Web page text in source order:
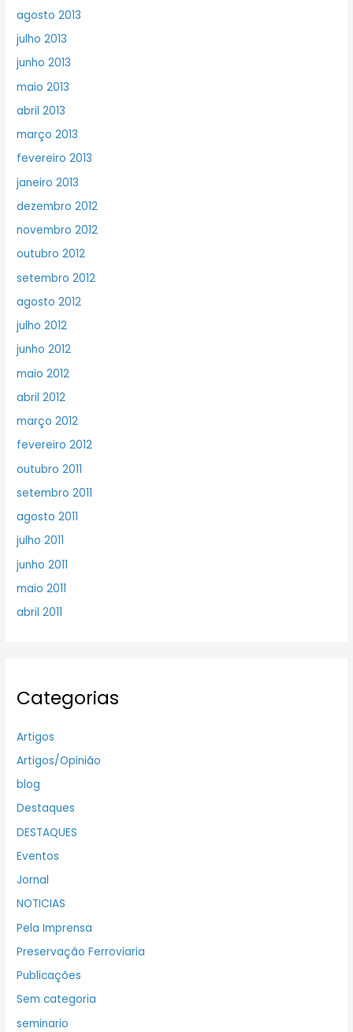
agosto 2013
julho 2013
junho 2013
maio 2013
abril 2013
março 2013
fevereiro 2013
janeiro 2013
dezembro 2012
novembro 2012
outubro 2012
setembro 2012
agosto 2012
julho 2012
junho 2012
maio 2012
abril 2012
março 2012
fevereiro 2012
outubro 2011
setembro 2011
agosto 2011
julho 2011
junho 2011
maio 2011
abril 2011
Categorias
Artigos
Artigos/Opinião
blog
Destaques
DESTAQUES
Eventos
Jornal
NOTICIAS
Pela Imprensa
Preservação Ferroviaria
Publicações
Sem categoria
seminario